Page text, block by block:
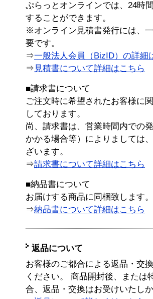
ぷらっとオンラインでは、24時
することができます。
※オンライン見積書発行には、
要です。
⇒一般法人会員（BizID）の詳細
⇒ 見積書について詳細はこちら
■請求書について
ご注文時に希望されたお客様に
しております。
尚、請求書は、営業時間内での
かかる場合等）によりましては
ざいます。
⇒請求書について詳細はこちら
■納品書について
お届けする商品に同梱致します。
⇒納品書について詳細はこちら
返品について
お客様のご都合による返品・交
ください。 商品開封後、または
合、返品・交換はお受けいたし